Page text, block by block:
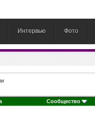
Интервью Фото
Сообщество